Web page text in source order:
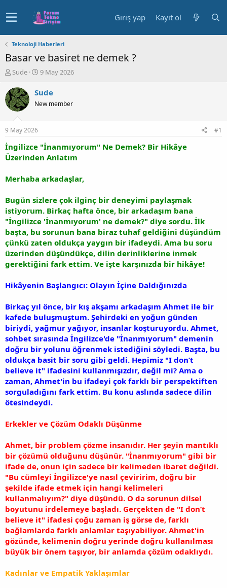
Giriş yap Kayıt ol
Teknoloji Haberleri
Basar ve basiret ne demek ?
K
n
u
y
b
a
ş
a
a
Sude
B
ş
a
ç
a
i
9 May 2026
Sude
New member
9 May 2026 #1
İngilizce "İnanmıyorum" Ne Demek? Bir Hikâye
Üzerinden Anlatım
Merhaba arkadaşlar,
Bugün sizlere çok ilginç bir deneyimi paylaşmak
istiyorum. Birkaç hafta önce, bir arkadaşım bana
"İngilizce 'İnanmıyorum' ne demek?" diye sordu. İlk
başta, bu sorunun bana biraz tuhaf geldiğini düşündüm
çünkü zaten oldukça yaygın bir ifadeydi. Ama bu soru
üzerinden düşündükçe, dilin derinliklerine inmek
gerektiğini fark ettim. Ve işte karşınızda bir hikâye!
Hikâyenin Başlangıcı: Olayın İçine Daldığınızda
Birkaç yıl önce, bir kış akşamı arkadaşım Ahmet ile bir
kafede buluşmuştum. Şehirdeki en yoğun günden
biriydi, yağmur yağıyor, insanlar koşturuyordu. Ahmet,
sohbet sırasında İngilizce'de "İnanmıyorum" demenin
doğru bir yolunu öğrenmek istediğini söyledi. Başta, bu
oldukça basit bir soru gibi geldi. Hepimiz "I don’t
believe it" ifadesini kullanmışızdır, değil mi? Ama o
zaman, Ahmet'in bu ifadeyi çok farklı bir perspektiften
sorguladığını fark ettim. Bu konu aslında sadece dilin
ötesindeydi.
Erkekler ve Çözüm Odaklı Düşünme
Ahmet, bir problem çözme insanıdır. Her şeyin mantıklı
bir çözümü olduğunu düşünür. "İnanmıyorum" gibi bir
ifade de, onun için sadece bir kelimeden ibaret değildi.
"Bu cümleyi İngilizce'ye nasıl çeviririm, doğru bir
şekilde ifade etmek için hangi kelimeleri
kullanmalıyım?" diye düşündü. O da sorunun dilsel
boyutunu irdelemeye başladı. Gerçekten de "I don’t
believe it" ifadesi çoğu zaman iş görse de, farklı
bağlamlarda farklı anlamlar taşıyabiliyor. Ahmet'in
gözünde, kelimenin doğru yerinde doğru kullanılması
büyük bir önem taşıyor, bir anlamda çözüm odaklıydı.
Kadınlar ve Empatik Yaklaşımlar